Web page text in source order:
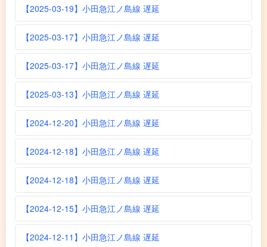
【2025-03-19】小田急江ノ島線 遅延
【2025-03-17】小田急江ノ島線 遅延
【2025-03-17】小田急江ノ島線 遅延
【2025-03-13】小田急江ノ島線 遅延
【2024-12-20】小田急江ノ島線 遅延
【2024-12-18】小田急江ノ島線 遅延
【2024-12-18】小田急江ノ島線 遅延
【2024-12-15】小田急江ノ島線 遅延
【2024-12-11】小田急江ノ島線 遅延